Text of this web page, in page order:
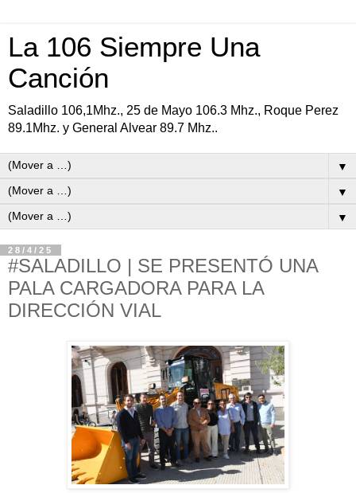
La 106 Siempre Una
Canción
Saladillo 106,1Mhz., 25 de Mayo 106.3 Mhz., Roque Perez
89.1Mhz. y General Alvear 89.7 Mhz..
▼
▼
▼
28/4/25
#SALADILLO | SE PRESENTÓ UNA
PALA CARGADORA PARA LA
DIRECCIÓN VIAL